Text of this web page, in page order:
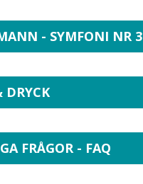
- SYMFONI NR 3
DRYCK
FRÅGOR - FAQ